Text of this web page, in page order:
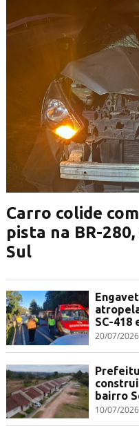
Carro colide
pista na BR-
Sul
SC-418
20/07/
bairro
10/07/